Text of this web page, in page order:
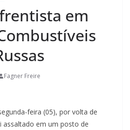
em
Fagner Freire
feira (05), por volta de
em um posto de